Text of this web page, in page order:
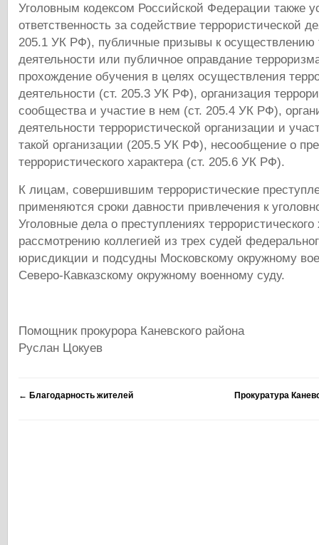
Уголовным кодексом Российской Федерации также
ответственность за содействие террористической
205.1 УК РФ), публичные призывы к осуществлению
деятельности или публичное оправдание
прохождение обучения в целях осуществления
деятельности (ст. 205.3 УК РФ), организация
сообщества и участие в нем (ст. 205.4 УК РФ),
деятельности террористической организации и
такой организации (205.5 УК РФ), несообщение о
террористического характера (ст. 205.6 УК РФ).
К лицам, совершившим террористические
применяются сроки давности привлечения к
Уголовные дела о преступлениях
рассмотрению коллегией из трех судей
юрисдикции и подсудны Московскому окружному
Северо-Кавказскому окружному военному суду.
Помощник прокурора
Руслан Цокуев
← Благодарность жителей Прокуратура